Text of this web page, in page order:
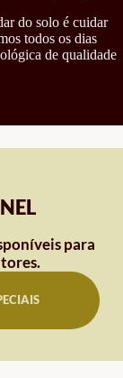
do solo é cuidar
todos os dias
de qualidade
para